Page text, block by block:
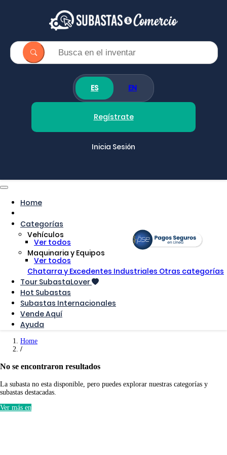
ES EN
Regístrate
Inicia Sesión
Home
Categorías
Vehículos
Ver todos
Maquinaria y Equipos
Ver todos
Chatarra y Excedentes Industriales Otras categorías
Tour SubastaLover
Hot Subastas
Subastas Internacionales
Vende Aquí
Ayuda
Home
No se encontraron resultados
La subasta no esta disponible, pero puedes explorar nuestras categorías y
subastas destacadas.
Ver más en